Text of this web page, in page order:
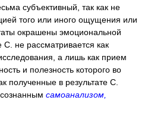
субъективный, так как не
того или иного ощущения или
окрашены эмоциональной
не рассматривается как
а лишь как прием
и полезность которого во
полученные в результате С.
самоанализом,